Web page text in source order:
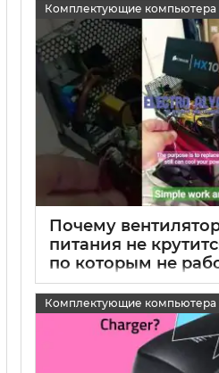
Комплектующие компьютера
Почему
питания не
по которым не
блока питания
15 05 2025 0
Комплектующие компьютера